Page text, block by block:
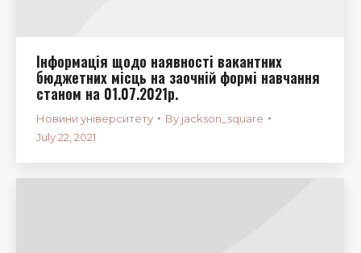
Інформація щодо наявності вакантних
бюджетних місць на заочній формі навчання
станом на 01.07.2021р.
Новини університету By jackson_square
July 22, 2021